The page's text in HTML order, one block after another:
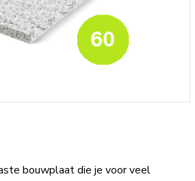
bouwplaat die je voor veel